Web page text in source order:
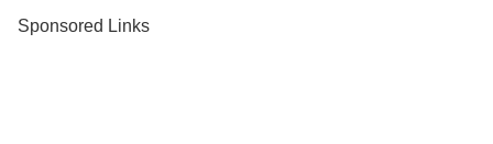
Sponsored Links